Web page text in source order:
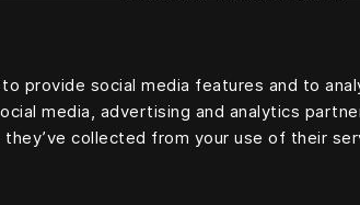
provide social media features and to
media, advertising and analytics
collected from your use of their
100 prósent bómull